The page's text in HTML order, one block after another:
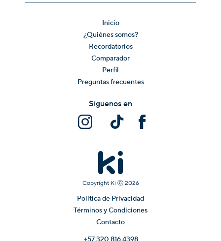
Inicio
¿Quiénes somos?
Recordatorios
Comparador
Perfil
Preguntas frecuentes
Copyright Ki ⓒ 2026
Política de Privacidad
Términos y Condiciones
Contacto
Síguenos en